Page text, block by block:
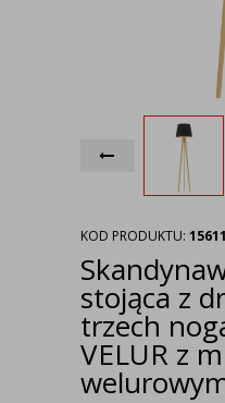
KOD PRODUKTU:
stojąca z
trzech
VELUR z